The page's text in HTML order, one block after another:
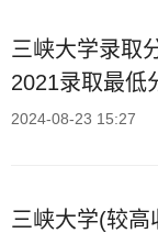
三峡大学录取
2021录取最低
2024-08-23 15:27
三峡大学(较